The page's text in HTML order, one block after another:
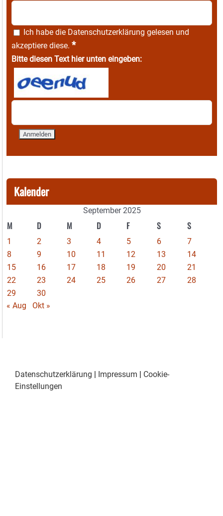
Ich habe die Datenschutzerklärung gelesen und
akzeptiere diese. *
Bitte diesen Text hier unten eingeben:
Kalender
September 2025
M D M D F S S
1 2 3 4 5 6
7
8
9 10 11 12 13
14
15
16 17 18 19 20
21
22
23 24 25 26 27
28
29
30
« Aug
Okt »
Datenschutzerklärung Impressum
Cookie-
Einstellungen